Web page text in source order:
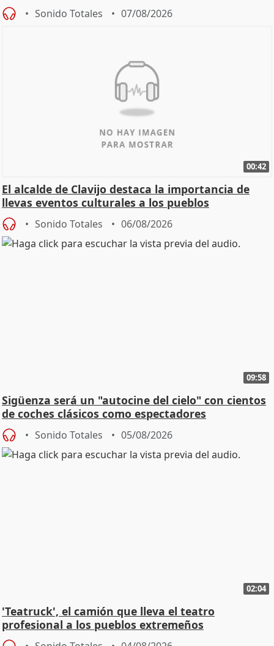
Sonido Totales 07/08/2026
00:42
El alcalde de Clavijo destaca la importancia de
llevas eventos culturales a los pueblos
Sonido Totales 06/08/2026
09:58
Sigüenza será un "autocine del cielo" con cientos
de coches clásicos como espectadores
Sonido Totales 05/08/2026
02:04
'Teatruck', el camión que lleva el teatro
profesional a los pueblos extremeños